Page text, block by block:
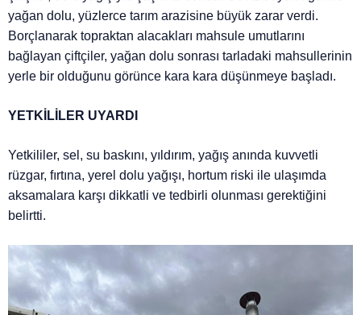
yağan dolu, yüzlerce tarım arazisine büyük zarar verdi.
Borçlanarak topraktan alacakları mahsule umutlarını
bağlayan çiftçiler, yağan dolu sonrası tarladaki mahsullerinin
yerle bir olduğunu görünce kara kara düşünmeye başladı.
YETKİLİLER UYARDI
Yetkililer, sel, su baskını, yıldırım, yağış anında kuvvetli
rüzgar, fırtına, yerel dolu yağışı, hortum riski ile ulaşımda
aksamalara karşı dikkatli ve tedbirli olunması gerektiğini
belirtti.